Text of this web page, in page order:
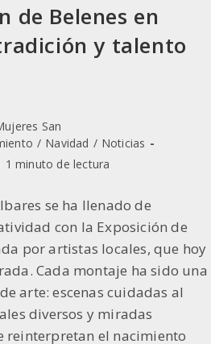
de Belenes en
y talento
San
/ Navidad / Noticias
1 minuto de lectura
se ha llenado de
con la Exposición de
por artistas locales, que hoy
Cada montaje ha sido una
arte: escenas cuidadas al
diversos y miradas
reinterpretan el nacimiento